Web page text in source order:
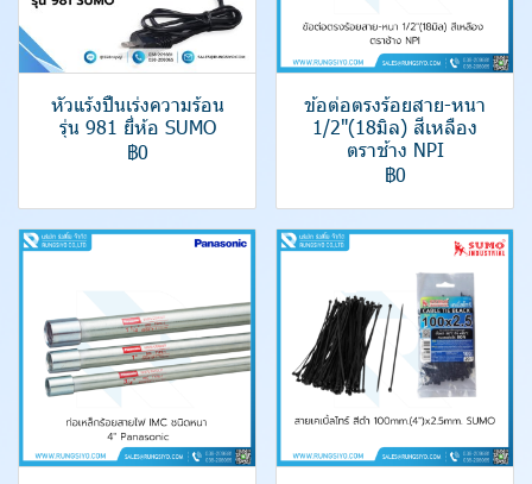
หัวแร้งปืนเร่งความร้อน
รุ่น 981 ยี่ห้อ SUMO
฿0
ข้อต่อตรงร้อยสาย-หนา
1/2"(18มิล) สีเหลือง
ตราช้าง NPI
฿0